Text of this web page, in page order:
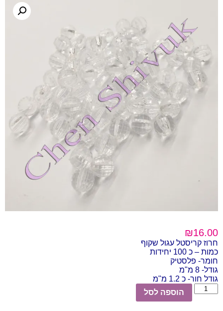
₪16.00
חרוז קריסטל עגול שקוף
כמות – כ 100 יחידות
חומר- פלסטיק
גודל- 8 מ"מ
גודל חור- כ 1.2 מ"מ
כמות
של
הוספה לסל